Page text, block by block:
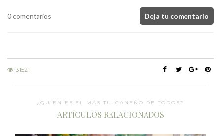
0 comentarios Deja tu comentario
31521
¿QUIEN ES EL MÁS TULCANEÑO DE TODOS?
ARTÍCULOS RELACIONADOS